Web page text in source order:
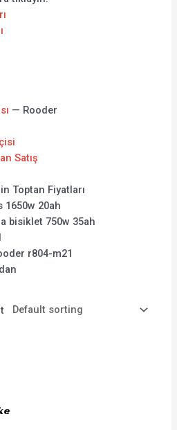
— Rooder
Satış
Toptan Fiyatları
1650w 20ah
bisiklet 750w 35ah
r804-m21